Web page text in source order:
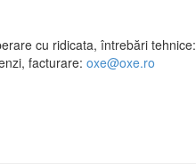
cu ridicata, întrebări tehnice:
facturare: oxe@oxe.ro